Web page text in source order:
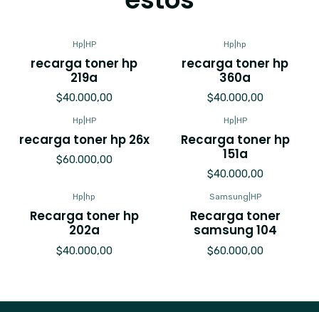
Hp HP
recarga toner hp
219a
$40.000,00
Hp hp
recarga toner hp
360a
$40.000,00
Hp HP
recarga toner hp 26x
$60.000,00
Hp HP
Recarga toner hp
151a
$40.000,00
Hp hp
Recarga toner hp
202a
$40.000,00
Samsung HP
Recarga toner
samsung 104
$60.000,00